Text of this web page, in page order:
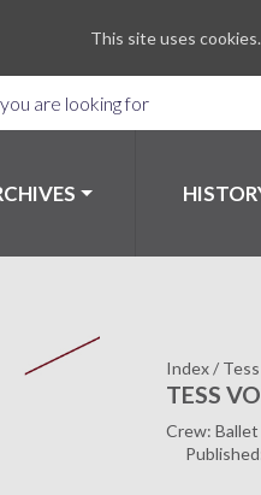
Index/
TESS
Crew: Ballet
This site uses cookies.